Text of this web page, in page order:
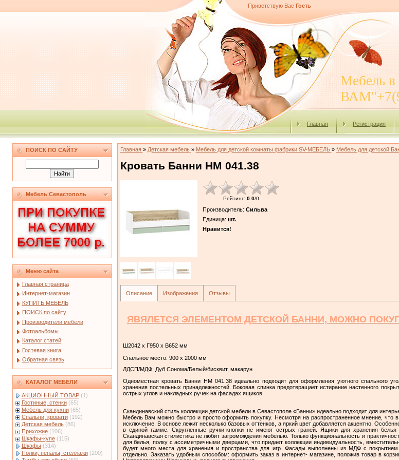
Приветствую Вас Гость
Мебель
Главная Регистрация
ПОИСК ПО САЙТУ
Мебель Севастополь
Меню сайта
Главная страница
Интернет-магазин
КУПИТЬ МЕБЕЛЬ
ПОИСК по сайту
Производители мебели
Фотоальбомы
Каталог статей
Гостевая книга
Обратная связь
КАТАЛОГ МЕБЕЛИ
АКЦИОННЫЙ ТОВАР (1)
Гостиные, стенки (65)
Мебель для кухни (65)
Спальни, кровати (192)
Детская мебель (86)
Прихожие (106)
Шкафы-купе (115)
Шкафы (314)
Полки, пеналы, стеллажи (200)
Главная » Детская мебель » Мебель для детской комнаты фабрики SV-МЕБЕЛЬ » Мебель для детской
Кровать Банни НМ 041.38
Рейтинг: 0.0/0
Производитель: Сильва
Единица: шт.
Нравится!
Описание Изображения Отзывы
ЯВЯЛЕТСЯ ЭЛЕМЕНТОМ ДЕТСКОЙ БАННИ, МОЖНО
Ш2042 х Г950 х В652 мм
Спальное место: 900 х 2000 мм
ЛДСП/МДФ: Дуб Сонома/Белый/бисквит, макарун
Одноместная кровать Банни НМ 041.38 идеально подходит для оформления уютного спального
хранения постельных принадлежностей. Боковая спинка предотвращает истирание настенного
острых углов и накладных ручек на фасадах ящиков.
Скандинавский стиль коллекции детской мебели в Севастополе «Банни» идеально подходит для
Мебель Вам можно быстро и просто оформить покупку. Несмотря на распространенное мнение, что
исключение. В основе лежит несколько базовых оттенков, а яркий цвет добавляется акцентно.
в единой гамме. Скругленные ручки-кнопки не имеют острых граней. Ящики для хранения
Скандинавская стилистика не любит загромождения мебелью. Только функциональность и
для белья, полку с ассиметричными дверцами, что придает коллекции индивидуальность,
будет много места для хранения и пространства для игр. Фасады выполнены из МДФ с
отдельно. Заказать удобным способом: оформить заказ в интернет- магазине, положив товар в